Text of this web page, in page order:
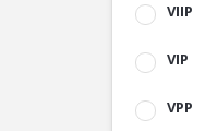
VIIP
VIP
VPP